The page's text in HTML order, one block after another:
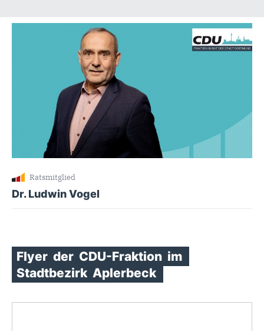
Ratsmitglied
Dr. Ludwin Vogel
Flyer der CDU-Fraktion im
Stadtbezirk Aplerbeck